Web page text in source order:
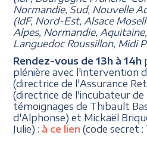
Normandie, Sud, Nouvelle
(IdF, Nord-Est, Alsace
Alpes, Normandie,
Languedoc Roussillon, Midi
Rendez-vous de 13h à 14h
plénière avec l'intervention
(directrice de l'Assurance
(directrice de l'incubateur de
témoignages de Thibault
d'Alphonse) et Mickaël
Julie) : à ce lien (code secret :